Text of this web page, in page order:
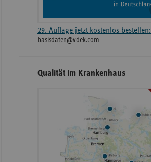
29. Auflage jetzt kostenlos bestellen:
basisdaten@vdek.com
Qualität im Krankenhaus